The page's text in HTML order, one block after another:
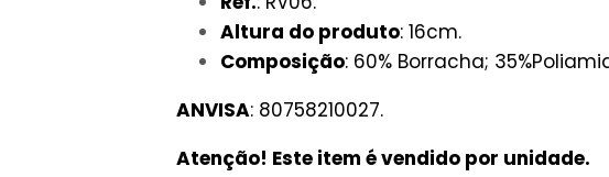
Altura do produto: 16cm.
Composição: 60% Borracha;
ANVISA: 80758210027.
Atenção! Este item é vendido por unidade.